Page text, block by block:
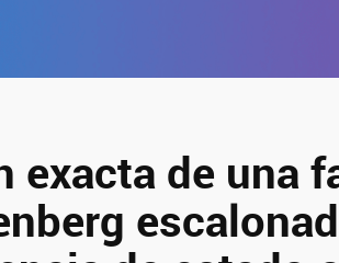
exacta de una